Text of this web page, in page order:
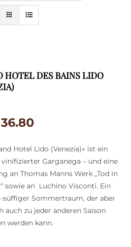
HOTEL DES BAINS LIDO
36.80
Hotel Lido (Venezia)» ist ein
Garganega – und eine
an Thomas Manns Werk „Tod in
sowie an Luchino Visconti. Ein
Sommertraum, der aber
auch zu jeder anderen Saison
werden kann.